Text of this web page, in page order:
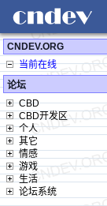
CNDEV.ORG
当前在线
论坛
CBD
CBD开发区
个人
其它
情感
游戏
生活
论坛系统